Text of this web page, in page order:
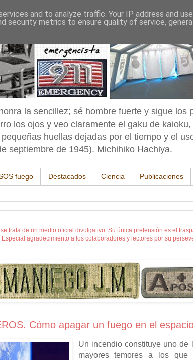
la sencillez; sé hombre fuerte y sigue los
los ojos y veo claramente el gaku de
huellas dejadas por el tiempo y el
septiembre de 1945). Michihiko Hachiya.
fuego Destacados Ciencia Publicaciones
trata de un medio oficial divulgativo. Su única pretensión es el
agradecimiento a los colaboradores y lectores por su
Cómo apagar un fuego en el
Un incendio constituye uno de
mayores temores a los que
and to analyze traffic. Your IP address and
security metrics to ensure quality of service,